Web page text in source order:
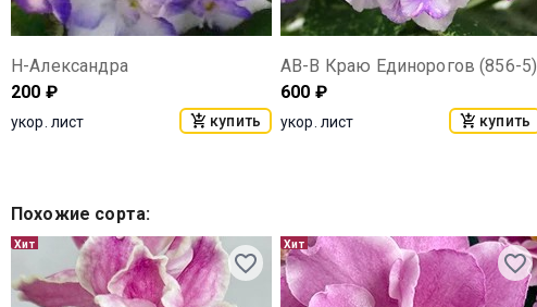
Н-Александра
200 ₽
укор. лист купить
АВ-В Краю Единорогов (856-5)
600 ₽
укор. лист купить
Похожие сорта:
Хит Хит